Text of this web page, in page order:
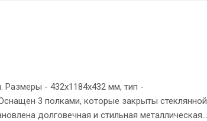
- 432х1184х432 мм, тип -
3 полками, которые закрыты стеклянной
долговечная и стильная металлическая